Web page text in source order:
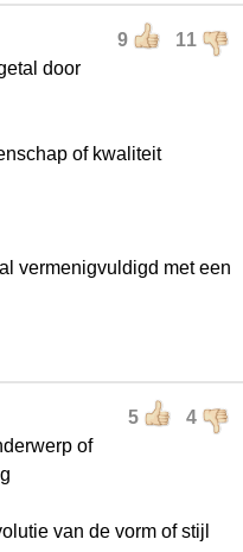
9 11
door
of kwaliteit
vermenigvuldigd met een
5 4
of
van de vorm of stijl